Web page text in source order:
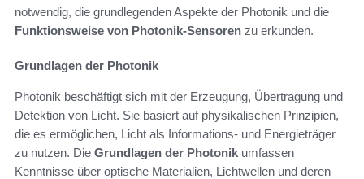
notwendig, die grundlegenden Aspekte der Photonik und die
Funktionsweise von Photonik-Sensoren zu erkunden.
Grundlagen der Photonik
Photonik beschäftigt sich mit der Erzeugung, Übertragung und
Detektion von Licht. Sie basiert auf physikalischen Prinzipien,
die es ermöglichen, Licht als Informations- und Energieträger
zu nutzen. Die Grundlagen der Photonik umfassen
Kenntnisse über optische Materialien, Lichtwellen und deren